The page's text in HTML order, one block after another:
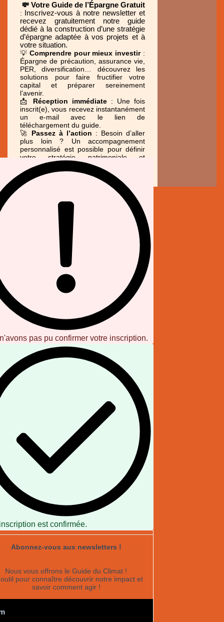
💸 Votre Guide de l’Épargne Gratuit
: Inscrivez-vous à notre newsletter et
recevez gratuitement notre guide
dédié à la construction d’une stratégie
d’épargne adaptée à vos projets et à
votre situation.
💡 Comprendre pour mieux investir:
Épargne de précaution, assurance vie,
PER, diversification… découvrez les
solutions pour faire fructifier votre
capital et préparer sereinement
l’avenir.
📩 Réception immédiate : Une fois
inscrit(e), vous recevez instantanément
un e-mail avec le lien de
téléchargement du guide.
🚀 Passez à l’action : Besoin d’aller
plus loin ? Un accompagnement
personnalisé est possible pour définir
votre stratégie patrimoniale et
optimiser vos placements.
pas pu confirmer votre inscription.
est confirmée.
Abonnez-vous aux newsletters !
Nous vous offrons le Guide du Climat !
pour connaître découvrir notre impact et
savoir comment agir !